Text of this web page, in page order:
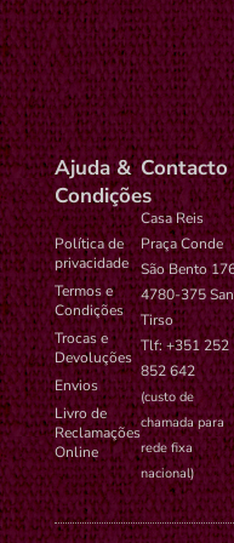
Ajuda &
Condições
Política de
privacidade
Termos e
Condições
Trocas e
Devoluções
Envios
Livro de
Reclamações
Online
Contacto
Casa Reis
Praça Conde
São Bento
4780-375
Tirso
Tlf: +351 252
852 642
(custo de
chamada para
rede fixa
nacional)
settings-
time-6